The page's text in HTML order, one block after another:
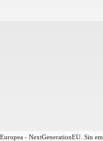
- NextGenerationEU. Sin